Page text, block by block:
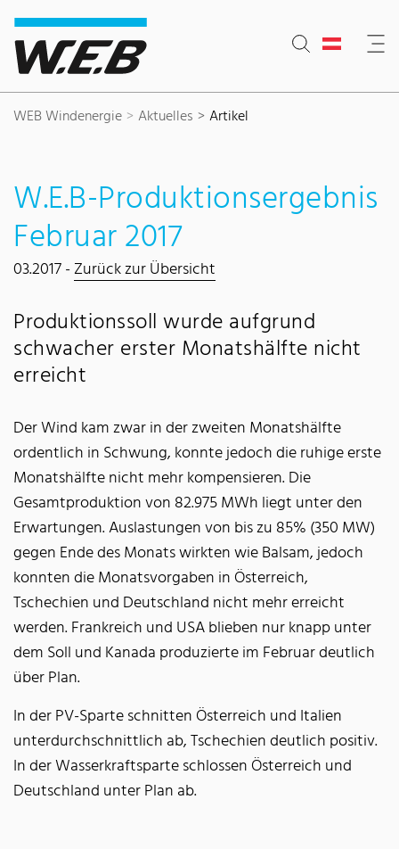
Inhaltsbereich
Suche
Hauptnavigation
Kontakt
Footer
WEB Windenergie Aktuelles Artikel
W.E.B-Produktionsergebnis
Februar 2017
03.2017 -Zurück zur Übersicht
Produktionssoll wurde aufgrund
schwacher erster Monatshälfte nicht
erreicht
Der Wind kam zwar in der zweiten Monatshälfte
ordentlich in Schwung, konnte jedoch die ruhige erste
Monatshälfte nicht mehr kompensieren. Die
Gesamtproduktion von 82.975 MWh liegt unter den
Erwartungen. Auslastungen von bis zu 85% (350 MW)
gegen Ende des Monats wirkten wie Balsam, jedoch
konnten die Monatsvorgaben in Österreich,
Tschechien und Deutschland nicht mehr erreicht
werden. Frankreich und USA blieben nur knapp unter
dem Soll und Kanada produzierte im Februar deutlich
über Plan.
In der PV-Sparte schnitten Österreich und Italien
unterdurchschnittlich ab, Tschechien deutlich positiv.
In der Wasserkraftsparte schlossen Österreich und
Deutschland unter Plan ab.